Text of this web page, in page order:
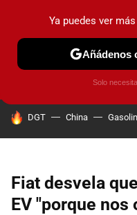
PRUEBAS COCHES
HOY SE HABLA DE
DGT China
Fiat desvela
EV "porque nos
Ya puedes ver
Añádenos
Solo